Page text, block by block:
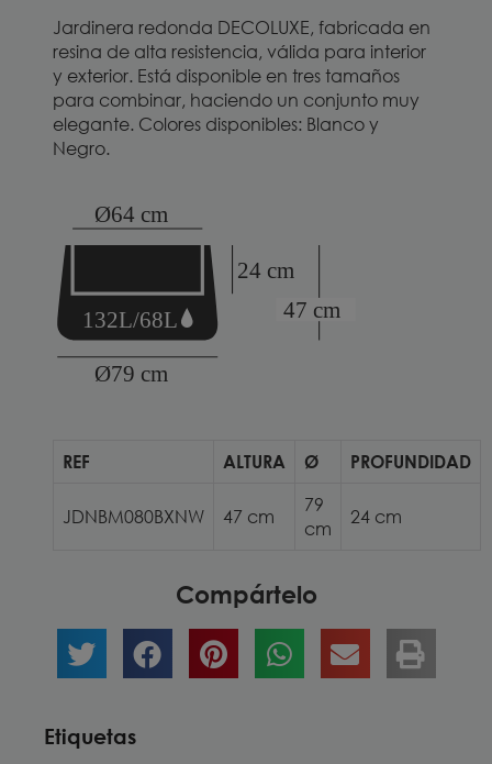
Jardinera redonda DECOLUXE, fabricada en
resina de alta resistencia, válida para interior
y exterior. Está disponible en tres tamaños
para combinar, haciendo un conjunto muy
elegante. Colores disponibles: Blanco y
Negro.
REF ALTURA Ø PROFUNDIDAD
JDNBM080BXNW 47 cm
79
cm
24 cm
Compártelo
Etiquetas